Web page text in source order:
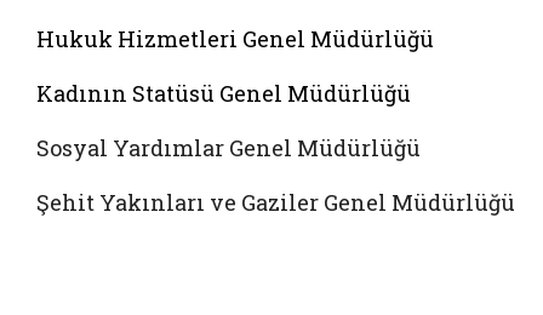
Hukuk Hizmetleri Genel Müdürlüğü
Kadının Statüsü Genel Müdürlüğü
Sosyal Yardımlar Genel Müdürlüğü
Şehit Yakınları ve Gaziler Genel Müdürlüğü